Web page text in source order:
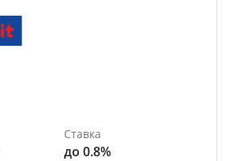
Ставка
до 0.8%